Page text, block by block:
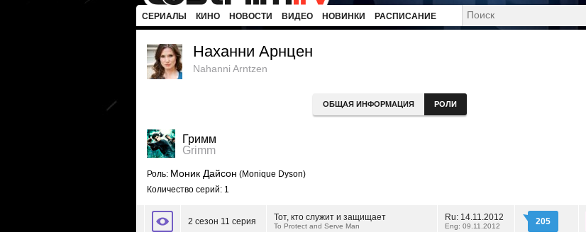
СЕРИАЛЫ КИНО НОВОСТИ ВИДЕО НОВИНКИ РАСПИСАНИЕ
Наханни Арнцен
Nahanni Arntzen
ОБЩАЯ ИНФОРМАЦИЯ РОЛИ
Гримм
Grimm
Роль: Моник Дайсон (Monique Dyson)
Количество серий: 1
2 сезон 11 серия Тот, кто служит и защищает
To Protect and Serve Man
Ru: 14.11.2012
Eng: 09.11.2012 205